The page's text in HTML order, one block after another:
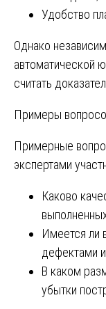
Удобство
Однако
автоматической
считать
Примеры
Примерные
экспертами
Каково
Имеется ли
дефектами
В каком
убытки